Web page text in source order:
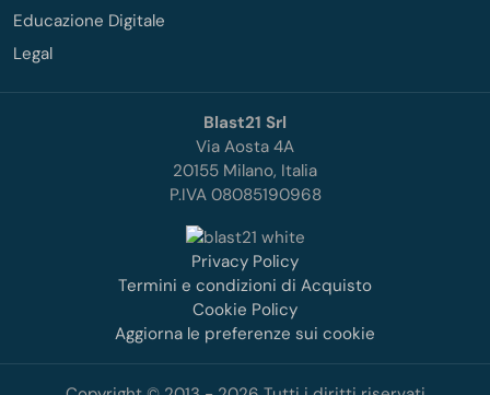
Educazione Digitale
Legal
Blast21 Srl
Via Aosta 4A
20155 Milano, Italia
P.IVA 08085190968
Privacy Policy
Termini e condizioni di Acquisto
Cookie Policy
Aggiorna le preferenze sui cookie